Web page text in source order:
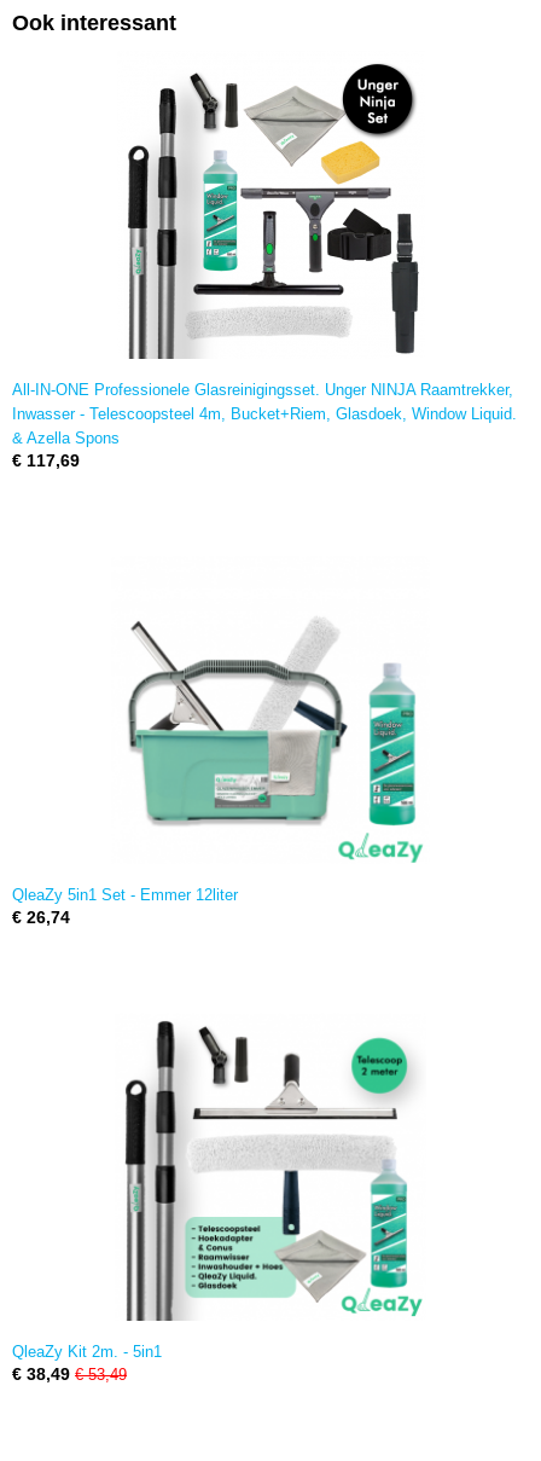
Ook interessant
All-IN-ONE Professionele Glasreinigingsset. Unger NINJA Raamtrekker,
Inwasser - Telescoopsteel 4m, Bucket+Riem, Glasdoek, Window Liquid.
& Azella Spons
€ 117,69
QleaZy 5in1 Set - Emmer 12liter
€ 26,74
QleaZy Kit 2m. - 5in1
€ 38,49 € 53,49